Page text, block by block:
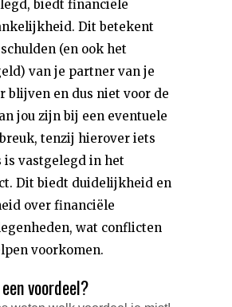
biedt financiële
Dit betekent
(en ook het
van je partner van je
blijven en dus niet voor de
jou zijn bij een eventuele
tenzij hierover iets
is vastgelegd in het
Dit biedt duidelijkheid en
over financiële
wat conflicten
voorkomen.
voordeel?